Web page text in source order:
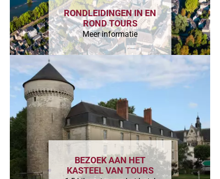
RONDLEIDINGEN IN EN
ROND TOURS
Meer informatie
BEZOEK AAN HET
KASTEEL VAN TOURS